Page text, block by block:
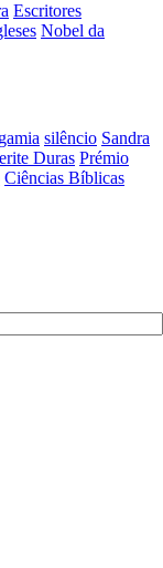
Escritores
Nobel da
silêncio Sandra
Duras Prémio
Ciências Bíblicas